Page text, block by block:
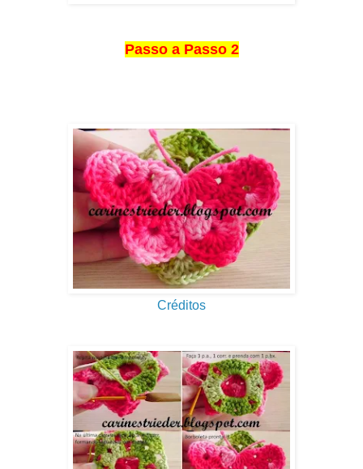
Passo a Passo 2
Créditos